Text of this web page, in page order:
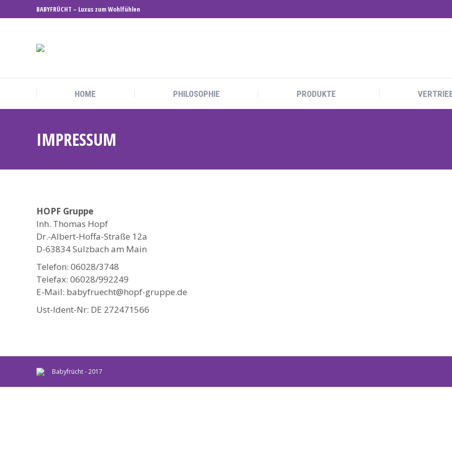
BABYFRÜCHT – Luxus zum Wohlfühlen
HOME PHILOSOPHIE PRODUKTE
IMPRESSUM
HOPF Gruppe
Inh. Thomas Hopf
Dr.-Albert-Hoffa-Straße 12a
D-63834 Sulzbach am Main
Telefon: 06028/3748
Telefax: 06028/992249
E-Mail: babyfruecht@hopf-gruppe.de
Ust-Ident-Nr: DE 272471566
Babyfrücht - 2017